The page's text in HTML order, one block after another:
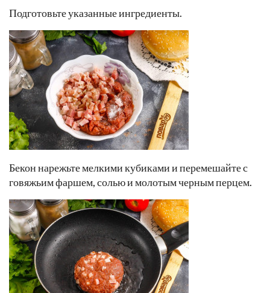
Подготовьте указанные ингредиенты.
Бекон нарежьте мелкими кубиками и перемешайте с
говяжьим фаршем, солью и молотым черным перцем.